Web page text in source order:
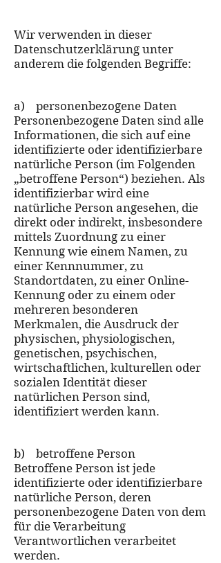
Wir verwenden in dieser
Datenschutzerklärung unter
anderem die folgenden Begriffe:
a) personenbezogene Daten
Personenbezogene Daten sind alle
Informationen, die sich auf eine
identifizierte oder identifizierbare
natürliche Person (im Folgenden
„betroffene Person“) beziehen. Als
identifizierbar wird eine
natürliche Person angesehen, die
direkt oder indirekt, insbesondere
mittels Zuordnung zu einer
Kennung wie einem Namen, zu
einer Kennnummer, zu
Standortdaten, zu einer Online-
Kennung oder zu einem oder
mehreren besonderen
Merkmalen, die Ausdruck der
physischen, physiologischen,
genetischen, psychischen,
wirtschaftlichen, kulturellen oder
sozialen Identität dieser
natürlichen Person sind,
identifiziert werden kann.
b) betroffene Person
Betroffene Person ist jede
identifizierte oder identifizierbare
natürliche Person, deren
personenbezogene Daten von dem
für die Verarbeitung
Verantwortlichen verarbeitet
werden.